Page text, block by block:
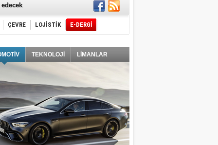
ÇEVRE LOJİSTİK E-DERGİ
TEKNOLOJİ LİMANLAR